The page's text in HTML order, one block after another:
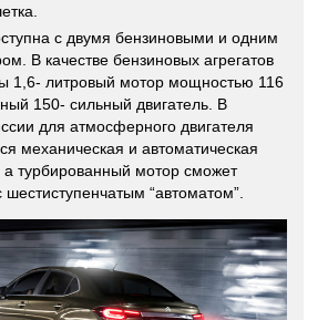
с двумя бензиновыми и одним
В качестве бензиновых агрегатов
1,6- литровый мотор мощностью 116
150- сильный двигатель. В
для атмосферного двигателя
механическая и автоматическая
а турбированный мотор сможет
шестиступенчатым “автоматом”.